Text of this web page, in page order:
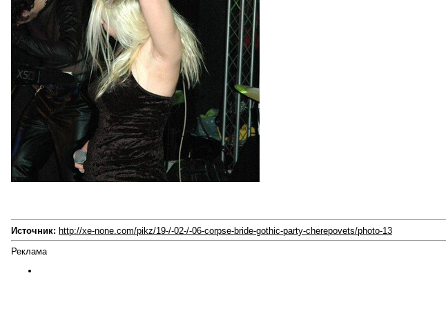
Источник: http://xe-none.com/pikz/19-/-02-/-06-corpse-bride-gothic-party-cherepovets/photo-13
Реклама